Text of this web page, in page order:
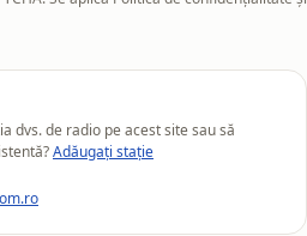
dvs. de radio pe acest site sau să
Adăugați stație